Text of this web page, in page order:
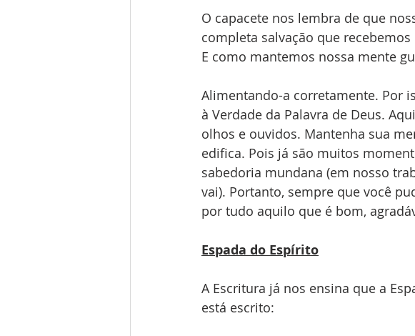
O capacete nos lembra de que
completa salvação que recebemos
E como mantemos nossa mente
Alimentando-a corretamente. Por
à Verdade da Palavra de Deus.
olhos e ouvidos. Mantenha sua
edifica. Pois já são muitos
sabedoria mundana (em nosso
vai). Portanto, sempre que você
por tudo aquilo que é bom,
Espada do Espírito
A Escritura já nos ensina que a
está escrito: